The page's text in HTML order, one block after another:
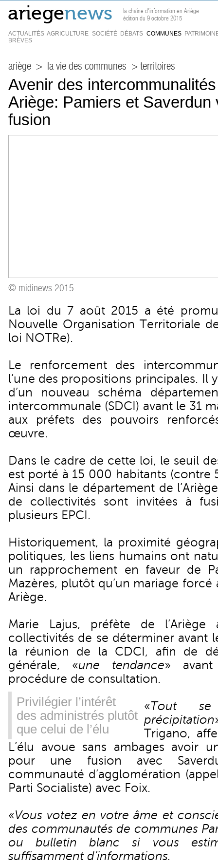
la chaîne d'information en Ariège
édition du 9 octobre 2015
ACTUALITÉS AGRICULTURE SOCIÉTÉ DÉBATS COMMUNES
BRÈVES
ariège > la vie des communes > territoires
Avenir des
Ariège: Pamiers et Saverdun
fusion
© midinews 2015
La loi du 7 août 2015 a été
Nouvelle Organisation Territoriale
loi NOTRe).
Le renforcement des
l’une des propositions principales. Il
d’un nouveau schéma
intercommunale (SDCI) avant le 31
aux préfets des pouvoirs
œuvre.
Dans le cadre de cette loi, le seuil
est porté à 15 000 habitants (contre
Ainsi dans le département de
de collectivités sont invitées à
plusieurs EPCI.
Historiquement, la proximité
politiques, les liens humains ont
un rapprochement en faveur de
Mazères, plutôt qu’un mariage forcé
Ariège.
Marie Lajus, préfète de
collectivités de se déterminer avant
la réunion de la CDCI, afin de
générale, «une tendance»
procédure de consultation.
Privilégier l’intérêt
des administrés plutôt
que celui de l’élu
«Tout
précipitation
Trigano,
L’élu avoue sans ambages avoir
pour une fusion avec
communauté d’agglomération
Parti Socialiste) avec Foix.
«Vous votez en votre âme et
des communautés de communes
ou bulletin blanc si vous
suffisamment d’informations.